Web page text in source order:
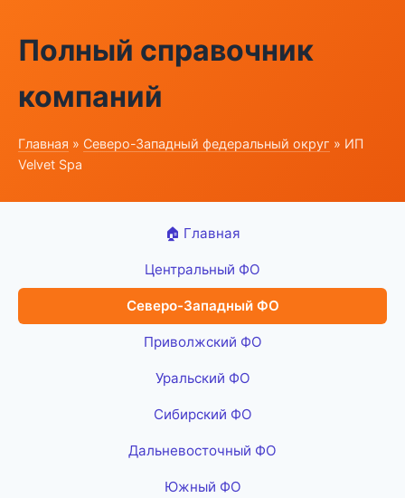
Полный справочник
компаний
Главная » Северо-Западный федеральный округ » ИП
Velvet Spa
🏠 Главная
Центральный ФО
Северо-Западный ФО
Приволжский ФО
Уральский ФО
Сибирский ФО
Дальневосточный ФО
Южный ФО